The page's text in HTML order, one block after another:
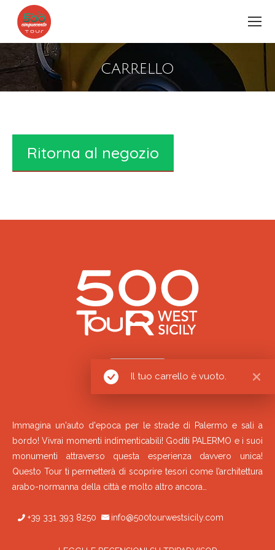
CARRELLO
You are here:
Il tuo carrello è vuoto.
Ritorna al negozio
Cookie Policy
Immagina un'auto d'epoca per le strade di Palermo e sali a
bordo! Vivrai momenti indimenticabili! Goditi PALERMO e i suoi
monumenti attraverso questa esperienza davvero unica!
Questo Tour ti permetterà di scoprire tesori come l’architettura
arabo-normanna della città e molto altro ancora…
+39 331 393 8250 info@500tourwestsicily.com